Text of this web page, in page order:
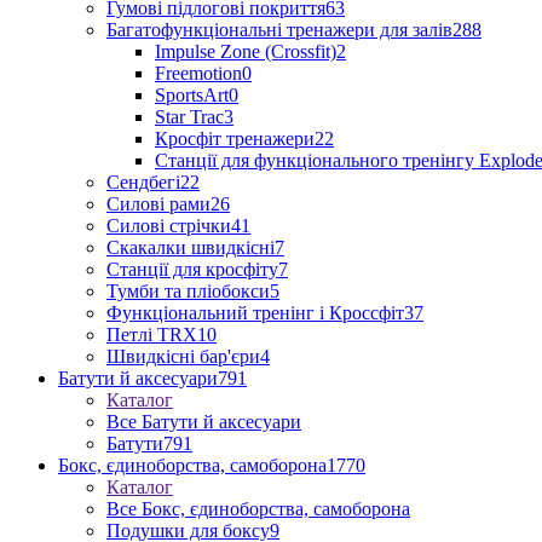
Гумові підлогові покриття63
Багатофункціональні тренажери для залів288
Impulse Zone (Crossfit)2
Freemotion0
SportsArt0
Star Trac3
Кросфіт тренажери22
Станції для функціонального тренінгу Explode
Сендбегі22
Силові рами26
Силові стрічки41
Скакалки швидкісні7
Станції для кросфіту7
Тумби та пліобокси5
Функціональний тренінг і Кроссфіт37
Петлі TRX10
Швидкісні бар'єри4
Батути й аксесуари791
Каталог
Все Батути й аксесуари
Батути791
Бокс, єдиноборства, самоборона1770
Каталог
Все Бокс, єдиноборства, самоборона
Подушки для боксу9